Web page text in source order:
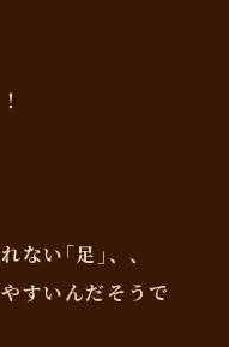
ない｢足｣、、
すいんだそうで